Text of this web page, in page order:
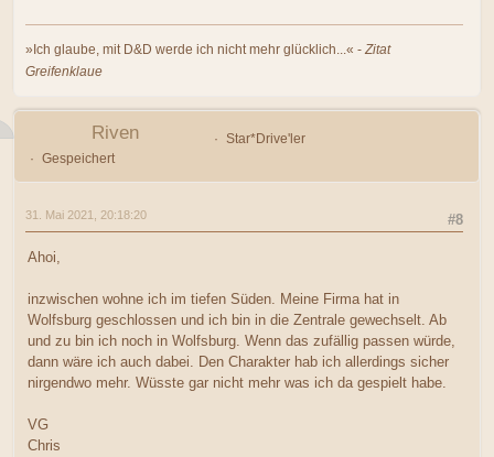
»Ich glaube, mit D&D werde ich nicht mehr glücklich...« - Zitat
Greifenklaue
Riven
Star*Drive'ler
Gespeichert
#8
31. Mai 2021, 20:18:20
Ahoi,
inzwischen wohne ich im tiefen Süden. Meine Firma hat in
Wolfsburg geschlossen und ich bin in die Zentrale gewechselt. Ab
und zu bin ich noch in Wolfsburg. Wenn das zufällig passen würde,
dann wäre ich auch dabei. Den Charakter hab ich allerdings sicher
nirgendwo mehr. Wüsste gar nicht mehr was ich da gespielt habe.
VG
Chris